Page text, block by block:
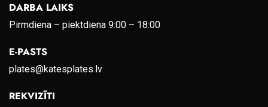
DARBA LAIKS
Pirmdiena – piektdiena 9:00 – 18:00
E-PASTS
plates@katesplates.lv
REKVIZĪTI